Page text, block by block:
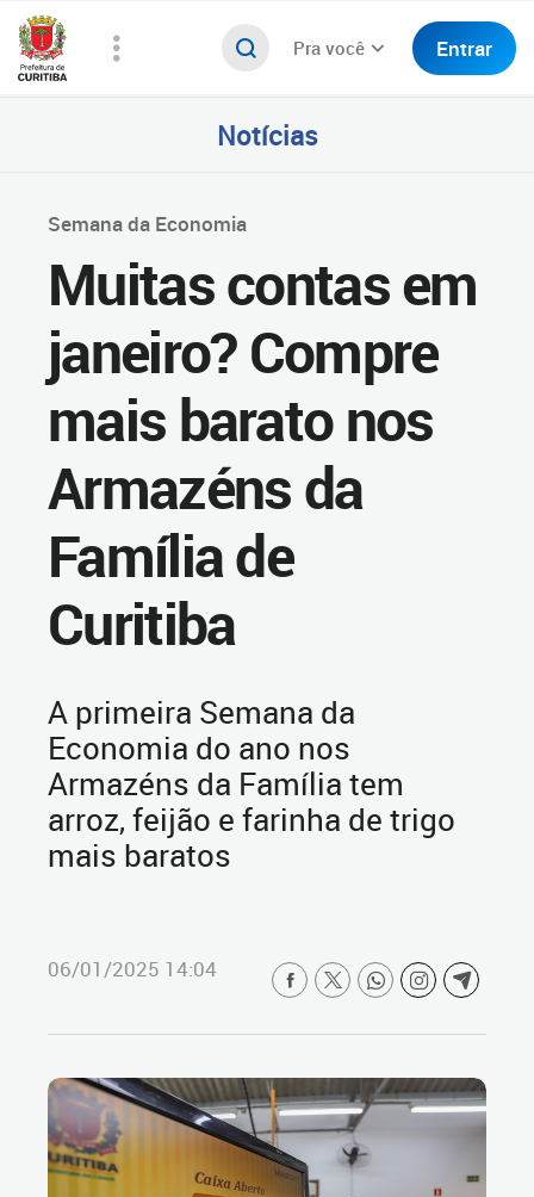
Pra você Entrar
Notícias
Semana da Economia
Muitas contas em
janeiro? Compre
mais barato nos
Armazéns da
Família de
Curitiba
A primeira Semana da
Economia do ano nos
Armazéns da Família tem
arroz, feijão e farinha de trigo
mais baratos
06/01/2025 14:04